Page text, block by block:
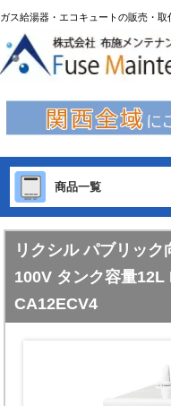
ガス給湯器・エコキュートの販売・取
商品一覧
リクシル パブリッ
100V タンク容量
CA12ECV4